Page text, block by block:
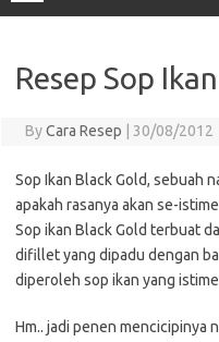
Resep Sop
ByCara Resep 30/08/2012
Sop Ikan Black Gold, sebuah
apakah rasanya akan se-
Sop ikan Black Gold terbuat
difillet yang dipadu dengan
diperoleh sop ikan yang
Hm.. jadi penen mencicipinya